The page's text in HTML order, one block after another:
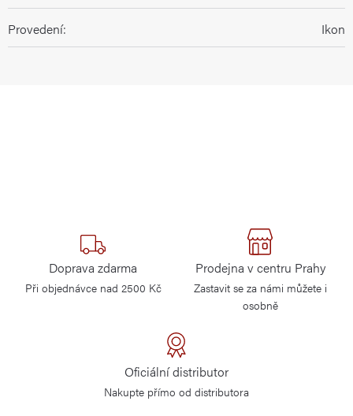
Provedení: Ikon
Doprava zdarma
Při objednávce nad 2500 Kč
Prodejna v centru Prahy
Zastavit se za námi můžete i
osobně
Oficiální distributor
Nakupte přímo od distributora